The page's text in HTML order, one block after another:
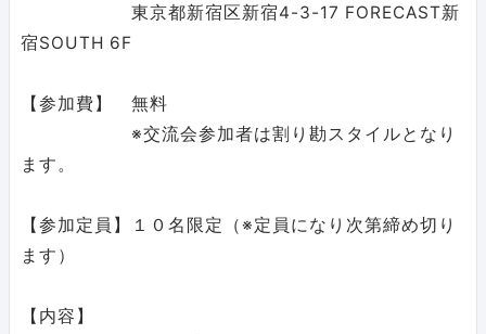
東京都新宿区新宿4-3-17 FORECAST新
宿SOUTH 6F
【参加費】 無料
※交流会参加者は割り勘スタイルとなり
ます。
【参加定員】１０名限定（※定員になり次第締め切り
ます）
【内容】